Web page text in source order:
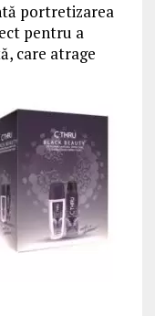
portretizarea
pentru a
care atrage